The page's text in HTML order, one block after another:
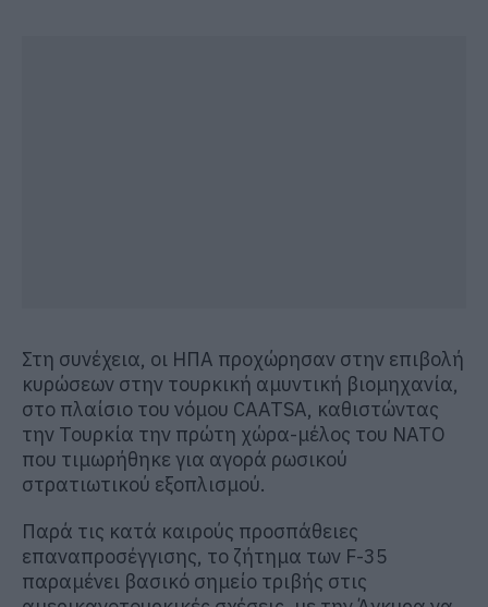
Στη συνέχεια, οι ΗΠΑ προχώρησαν στην επιβολή
κυρώσεων στην τουρκική αμυντική βιομηχανία,
στο πλαίσιο του νόμου CAATSA, καθιστώντας
την Τουρκία την πρώτη χώρα-μέλος του ΝΑΤΟ
που τιμωρήθηκε για αγορά ρωσικού
στρατιωτικού εξοπλισμού.
Παρά τις κατά καιρούς προσπάθειες
επαναπροσέγγισης, το ζήτημα των F-35
παραμένει βασικό σημείο τριβής στις